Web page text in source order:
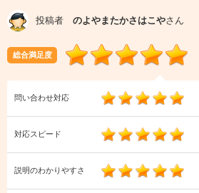
投稿者 のよやまたかさはこやさん
総合満足度
問い合わせ対応
対応スピード
説明のわかりやすさ